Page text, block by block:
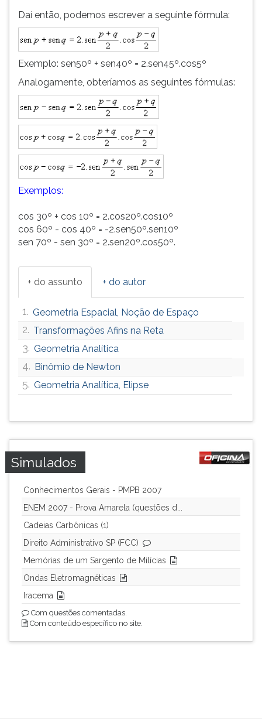
Daí então, podemos escrever a seguinte fórmula:
Exemplo: sen50º + sen40º = 2.sen45º.cos5º
Analogamente, obteríamos as seguintes fórmulas:
Exemplos:
cos 30º + cos 10º = 2.cos20º.cos10º
cos 60º - cos 40º = -2.sen50º.sen10º
sen 70º - sen 30º = 2.sen20º.cos50º.
+ do assunto + do autor
1. Geometria Espacial, Noção de Espaço
2. Transformações Afins na Reta
3. Geometria Analítica
4. Binômio de Newton
5. Geometria Analítica, Elipse
Simulados
Conhecimentos Gerais - PMPB 2007
ENEM 2007 - Prova Amarela (questões d...
Cadeias Carbônicas (1)
Direito Administrativo SP (FCC)
Memórias de um Sargento de Milícias
Ondas Eletromagnéticas
Iracema
Com questões comentadas.
Com conteúdo específico no site.